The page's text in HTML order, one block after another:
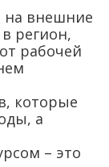
на внешние
регион,
рабочей
которые
а
– это